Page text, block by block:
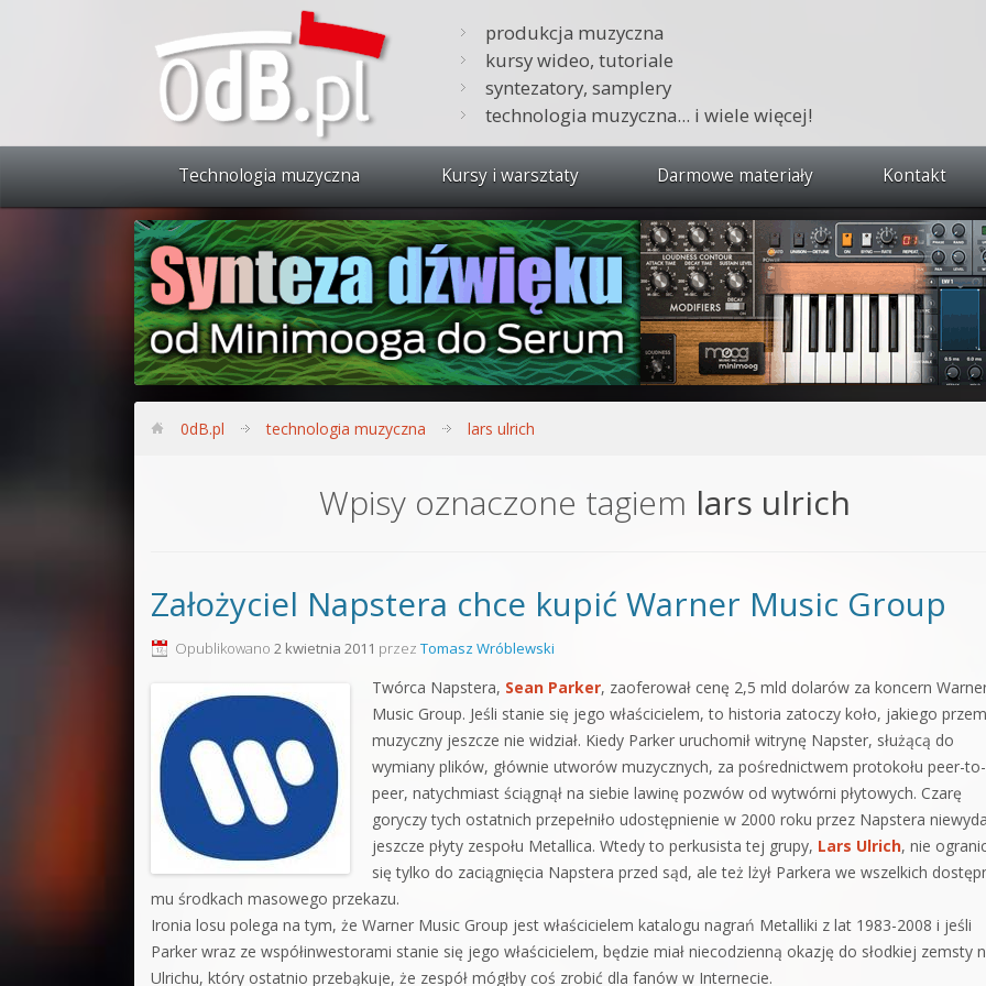
produkcja muzyczna
kursy wideo, tutoriale
syntezatory, samplery
technologia muzyczna... i wiele więcej!
Technologia muzyczna Kursy i warsztaty
Zobacz wszystkie kursy i warsztaty
Synteza dźwięku 🔥
Produkcja muzyczna w praktyce
Bitwig Studio od podstaw
Sound Forge od podstaw
Kontakt 5 Kompendium
Pakiety
Darmowe materiały Kontakt
0dB.pl technologia muzyczna lars ulrich
Wpisy oznaczone tagiem lars ulrich
Założyciel Napstera chce kupić Warner Music Group
Opublikowano 2 kwietnia 2011 przez Tomasz Wróblewski
Twórca Napstera, Sean Parker, zaoferował cenę 2,5 mld dolarów za koncern
Music Group. Jeśli stanie się jego właścicielem, to historia zatoczy koło, jakiego
muzyczny jeszcze nie widział. Kiedy Parker uruchomił witrynę Napster, służącą do
wymiany plików, głównie utworów muzycznych, za pośrednictwem protokołu peer-to-
peer, natychmiast ściągnął na siebie lawinę pozwów od wytwórni płytowych. Czarę
goryczy tych ostatnich przepełniło udostępnienie w 2000 roku przez Napstera
jeszcze płyty zespołu Metallica. Wtedy to perkusista tej grupy, Lars Ulrich, nie
się tylko do zaciągnięcia Napstera przed sąd, ale też lżył Parkera we wszelkich
mu środkach masowego przekazu.
Ironia losu polega na tym, że Warner Music Group jest właścicielem katalogu nagrań Metalliki z lat 1983-2008 i jeśli
Parker wraz ze współinwestorami stanie się jego właścicielem, będzie miał niecodzienną okazję do słodkiej zemsty
Ulrichu, który ostatnio przebąkuje, że zespół mógłby coś zrobić dla fanów w Internecie.